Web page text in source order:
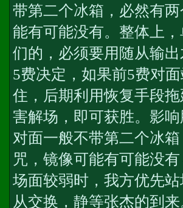
带第二个冰箱，必然有
能有可能没有。整体上
们的，必须要用随从输
5费决定，如果前5费对
住，后期利用恢复手段
害解场，即可获胜。影
对面一般不带第二个冰
咒，镜像可能有可能没
场面较弱时，我方优先
从交换，静等张杰的到